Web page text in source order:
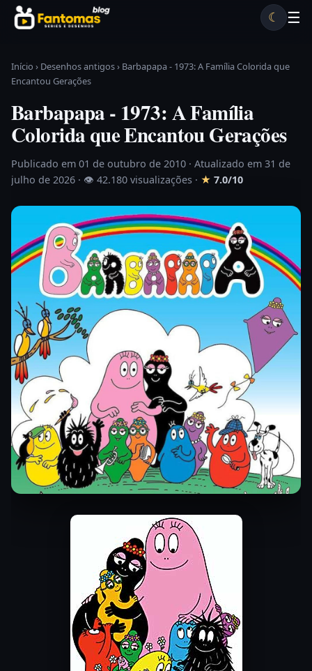
Pular para o conteúdo
☰
☾
Início › Desenhos antigos› Barbapapa - 1973: A Família Colorida que
Encantou Gerações
Barbapapa - 1973: A Família
Colorida que Encantou Gerações
Publicado em 01 de outubro de 2010 · Atualizado em 31 de
julho de 2026 · 👁 42.180 visualizações · ★ 7.0/10